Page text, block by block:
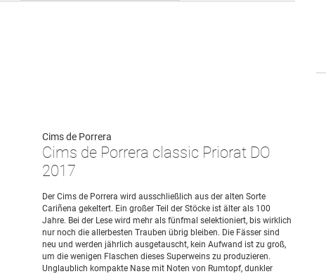
Cims de Porrera
Cims de Porrera classic Priorat DO
2017
Der Cims de Porrera wird ausschließlich aus der alten Sorte
Cariñena gekeltert. Ein großer Teil der Stöcke ist älter als 100
Jahre. Bei der Lese wird mehr als fünfmal selektioniert, bis wirklich
nur noch die allerbesten Trauben übrig bleiben. Die Fässer sind
neu und werden jährlich ausgetauscht, kein Aufwand ist zu groß,
um die wenigen Flaschen dieses Superweins zu produzieren.
Unglaublich kompakte Nase mit Noten von Rumtopf, dunkler